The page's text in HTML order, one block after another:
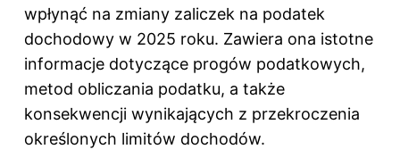
wpłynąć na zmiany zaliczek na podatek
dochodowy w 2025 roku. Zawiera ona istotne
informacje dotyczące progów podatkowych,
metod obliczania podatku, a także
konsekwencji wynikających z przekroczenia
określonych limitów dochodów.